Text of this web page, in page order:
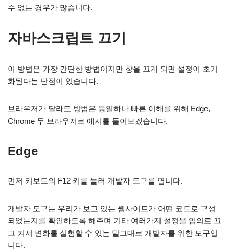
수 없는 경우가 많습니다.
자바스크립트 끄기
이 방법은 가장 간단한 방법이지만 창을 끄게 되면 설정이 초기
화된다는 단점이 있습니다.
브라우저가 달라도 방법은 동일하나 빠른 이해를 위해 Edge,
Chrome 두 브라우저로 예시를 들어보겠습니다.
Edge
먼저 키보드의 F12 키를 눌러 개발자 도구를 엽니다.
개발자 도구는 우리가 보고 있는 웹사이트가 어떤 코드로 구성
되었는지를 확인하도록 해주며 기타 여러가지 설정을 임의로 끄
고 켜서 변화를 실험할 수 있는 말그대로 개발자를 위한 도구입
니다.